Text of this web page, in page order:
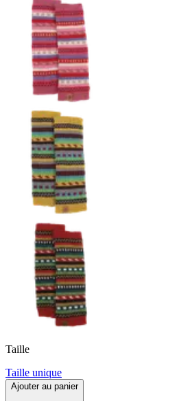
Taille
Taille unique
Ajouter au panier